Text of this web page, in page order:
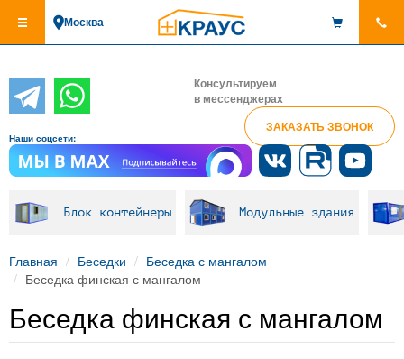
основному
Москва
Консультируем
в мессенджерах
ЗАКАЗАТЬ ЗВОНОК
Наши соцсети:
Блок контейнеры Модульные здания
Главная Беседки
Беседка с мангалом
Беседка финская с мангалом
Беседка финская с мангалом